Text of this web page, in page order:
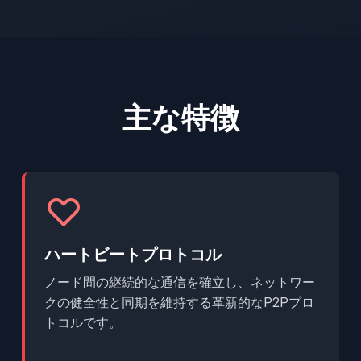
主な特徴
ハートビートプロトコル
ノード間の継続的な通信を確立し、ネットワー
クの健全性と同期を維持する革新的なP2Pプロ
トコルです。